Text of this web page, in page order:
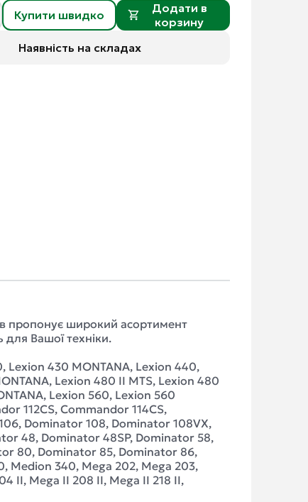
Купити швидко
Додати в
корзину
Наявність на складах
пропонує широкий асортимент
для Вашої техніки.
Lexion 430 MONTANA, Lexion 440,
Lexion 480 II MTS, Lexion 480
Lexion 560, Lexion 560
112CS, Commandor 114CS,
Dominator 108, Dominator 108VX,
48, Dominator 48SP, Dominator 58,
80, Dominator 85, Dominator 86,
Medion 340, Mega 202, Mega 203,
II, Mega II 208 II, Mega II 218 II,